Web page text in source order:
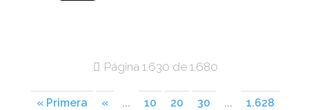
Página 1.630 de 1.680
« Primera « ... 10 20 30 ... 1.628